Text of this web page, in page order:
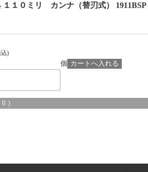
１１０ミリ カンナ（替刃式） 1911BSP
)
個
0 ）